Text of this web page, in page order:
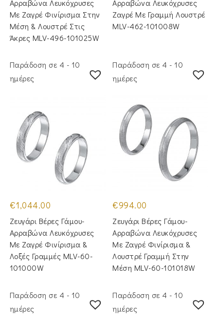
Αρραβώνα Λευκόχρυσες
Με Ζαγρέ Φινίρισμα Στην
Μέση & Λουστρέ Στις
Άκρες MLV-496-101025W
Αρραβώνα Λευκόχρυσες
Ζαγρέ Με Γραμμή Λουστρέ
MLV-462-101008W
Παράδοση σε 4 - 10
ημέρες
€1,044.00
Ζευγάρι Βέρες Γάμου-
Αρραβώνα Λευκόχρυσες
Με Ζαγρέ Φινίρισμα &
Λοξές Γραμμές MLV-60-
101000W
Παράδοση σε 4 - 10
ημέρες
€994.00
Ζευγάρι Βέρες Γάμου-
Αρραβώνα Λευκόχρυσες
Με Ζαγρέ Φινίρισμα &
Λουστρέ Γραμμή Στην
Μέση MLV-60-101018W
Παράδοση σε 4 - 10
ημέρες
Παράδοση σε 4 - 10
ημέρες